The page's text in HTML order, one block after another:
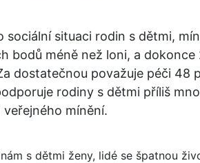
sociální situaci rodin s dětmi,
bodů méně než loni, a
dostatečnou považuje péči 48
rodiny s dětmi příliš
mínění.
s dětmi ženy, lidé se špatnou